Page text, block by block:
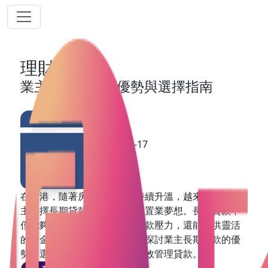
理財網誌
業主長期貸款﹕優勢與選擇指南
2025-03-17
在香港，隨著房地產市場的持續升溫，越來越多的業
主選擇長期貸款來實現他們的置業夢想。長期貸款不
僅能夠幫助業主減輕每月的還款壓力，還能提供靈活
的資金運用方式。本文將深入探討業主長期貸款的優
勢、選擇注意事項以及如何有效管理貸款。